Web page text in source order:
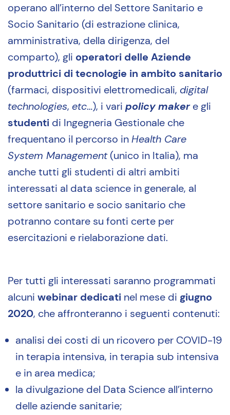
operano all’interno del Settore Sanitario e
Socio Sanitario (di estrazione clinica,
amministrativa, della dirigenza, del
comparto), gli operatori delle Aziende
produttrici di tecnologie in ambito sanitario
(farmaci, dispositivi elettromedicali, digital
technologies, etc…), i vari policy makere gli
studenti di Ingegneria Gestionale che
frequentano il percorso inHealth Care
System Management(unico in Italia), ma
anche tutti gli studenti di altri ambiti
interessati al data science in generale, al
settore sanitario e socio sanitario che
potranno contare su fonti certe per
esercitazioni e rielaborazione dati.
Per tutti gli interessati saranno programmati
alcuni webinar dedicati nel mese di giugno
2020, che affronteranno i seguenti contenuti:
analisi dei costi di un ricovero per COVID-19
in terapia intensiva, in terapia sub intensiva
e in area medica;
la divulgazione del Data Science all’interno
delle aziende sanitarie;